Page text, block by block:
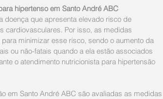
hipertenso em Santo André ABC
doença que apresenta elevado risco de
cardiovasculares. Por isso, as medidas
minimizar esse risco, sendo o aumento da
ou não-fatais quando a ela estão associados
o atendimento nutricionista para hipertensão
em Santo André ABC são avaliadas as medidas